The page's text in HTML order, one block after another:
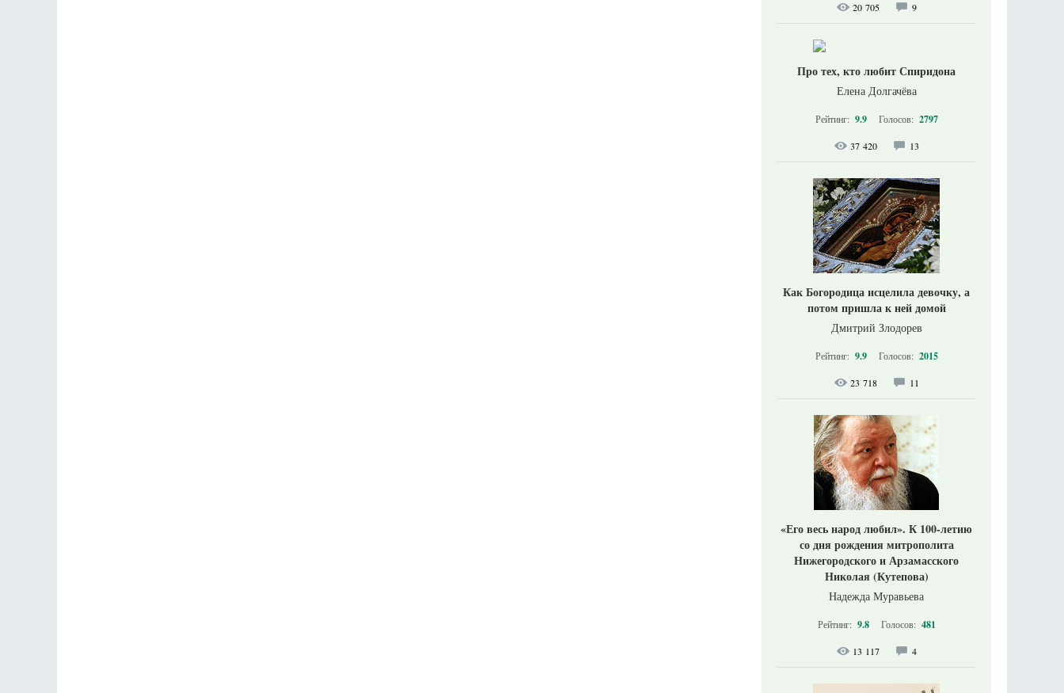
20 705 9
Про тех, кто любит Спиридона
Елена Долгачёва
Рейтинг: 9.9 Голосов: 2797
37 420 13
Как Богородица исцелила девочку, а
потом пришла к ней домой
Дмитрий Злодорев
Рейтинг: 9.9 Голосов: 2015
23 718 11
«Его весь народ любил». К 100-летию
со дня рождения митрополита
Нижегородского и Арзамасского
Николая (Кутепова)
Надежда Муравьева
Рейтинг: 9.8 Голосов: 481
13 117 4